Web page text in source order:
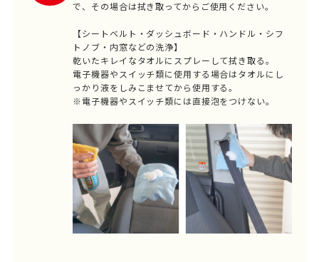
で、その場合は拭き取ってからご使用ください。
【シートベルト・ダッシュボード・ハンドル・シフ
トノブ・内窓などの洗浄】
乾いたキレイなタオルにスプレーして拭き取る。
電子機器やスイッチ類に使用する場合はタオルにし
っかり液をしみこませてから使用する。
※電子機器やスイッチ類には直接泡をつけない。